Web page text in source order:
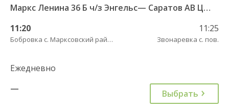
Маркс Ленина 36 Б ч/з Энгельс— Саратов АВ Центральный (ул им Пугачева 179 А)
11:20
Бобровка с. Марксовский район пов.
11:25
Звонаревка с. пов.
Ежедневно
—
Выбрать